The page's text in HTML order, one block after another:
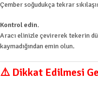
Çember soğudukça tekrar
Kontrol edin.
Aracı elinizle çevirerek tekerin
kaymadığından emin olun.
⚠️ Dikkat Edilmesi